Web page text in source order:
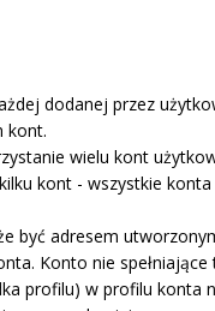
dodanej przez
kont.
wielu kont
kont - wszystkie
adresem
Konto nie
profilu) w profilu